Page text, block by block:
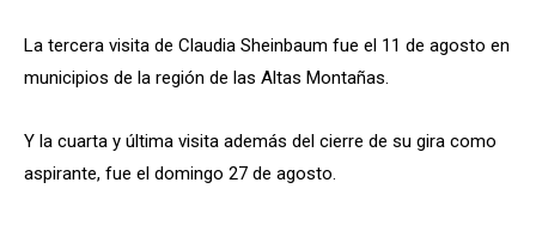
La tercera visita de Claudia Sheinbaum fue el 11 de agosto en
municipios de la región de las Altas Montañas.
Y la cuarta y última visita además del cierre de su gira como
aspirante, fue el domingo 27 de agosto.